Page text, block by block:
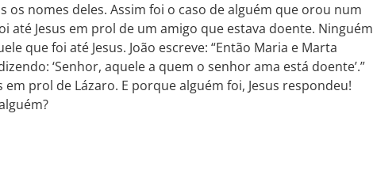
os nomes deles. Assim foi o caso de alguém que orou num
até Jesus em prol de um amigo que estava doente. Ninguém
que foi até Jesus. João escreve: “Então Maria e Marta
‘Senhor, aquele a quem o senhor ama está doente’.”
em prol de Lázaro. E porque alguém foi, Jesus respondeu!